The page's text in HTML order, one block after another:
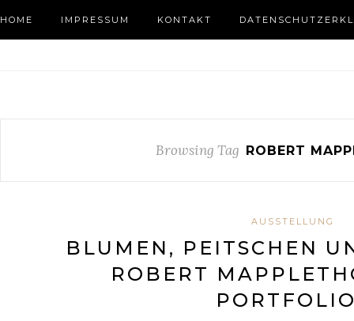
HOME IMPRESSUM KONTAKT
Browsing Tag ROBERT
AUSSTELLUNG
BLUMEN, PEITSCHEN
ROBERT